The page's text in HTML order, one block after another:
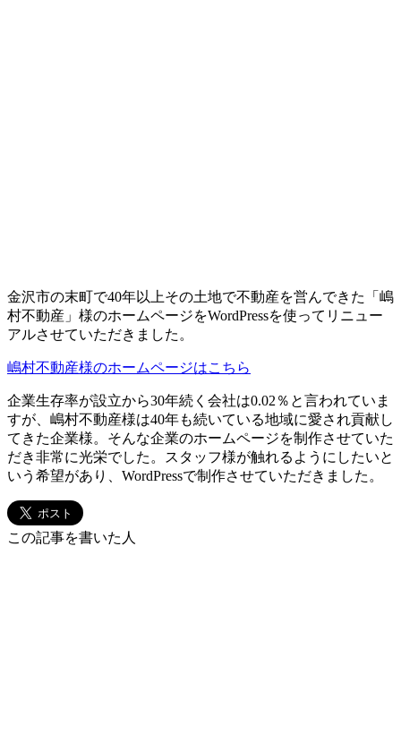
金沢市の末町で40年以上その土地で不動産を営んできた「嶋
村不動産」様のホームページをWordPressを使ってリニュー
アルさせていただきました。
嶋村不動産様のホームページはこちら
企業生存率が設立から30年続く会社は0.02％と言われていま
すが、嶋村不動産様は40年も続いている地域に愛され貢献し
てきた企業様。そんな企業のホームページを制作させていた
だき非常に光栄でした。スタッフ様が触れるようにしたいと
いう希望があり、WordPressで制作させていただきました。
この記事を書いた人